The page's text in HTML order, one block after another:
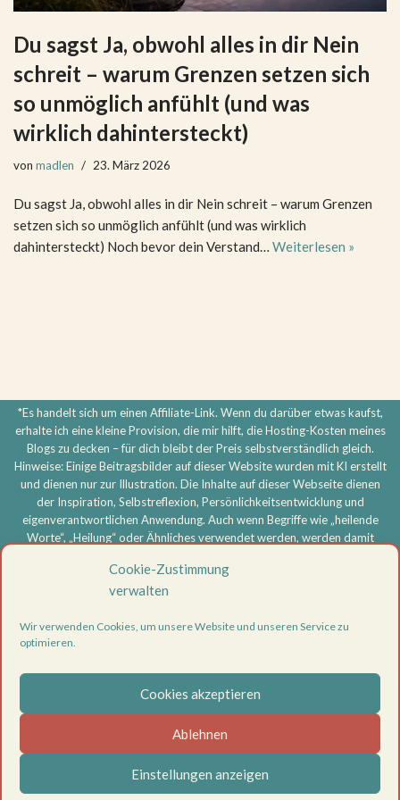
Cookie-Zustimmung
verwalten
Wir verwenden Cookies, um unsere Website und unseren Service zu
optimieren.
Cookies akzeptieren
Ablehnen
Einstellungen anzeigen
Du sagst Ja, obwohl alles in dir Nein
schreit – warum Grenzen setzen sich
so unmöglich anfühlt (und was
wirklich dahintersteckt)
von madlen 23. März 2026
Du sagst Ja, obwohl alles in dir Nein schreit – warum Grenzen
setzen sich so unmöglich anfühlt (und was wirklich
dahintersteckt) Noch bevor dein Verstand… Weiterlesen »
*Es handelt sich um einen Affiliate-Link. Wenn du darüber etwas kaufst,
erhalte ich eine kleine Provision, die mir hilft, die Hosting-Kosten meines
Blogs zu decken – für dich bleibt der Preis selbstverständlich gleich.
Hinweise: Einige Beitragsbilder auf dieser Website wurden mit KI erstellt
und dienen nur zur Illustration. Die Inhalte auf dieser Webseite dienen
der Inspiration, Selbstreflexion, Persönlichkeitsentwicklung und
eigenverantwortlichen Anwendung. Auch wenn Begriffe wie „heilende
Worte“, „Heilung“ oder Ähnliches verwendet werden, werden damit
getroffen und keine Heilversprechen gegeben. Meine Inhalte ersetzen
keine ärztliche, psychotherapeutische oder sonstige professionelle
psychischen Beschwerden oder ernsthaften Problemen wende dich
bitte an eine entsprechend qualifizierte Fachperson. Die Nutzung aller
Datenschutzerklärung
Cookie-Richtlinie (EU)